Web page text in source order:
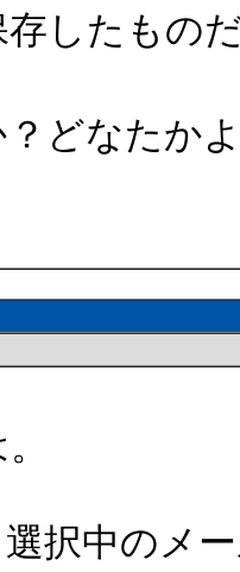
存したもの
どなたか
択中のメ